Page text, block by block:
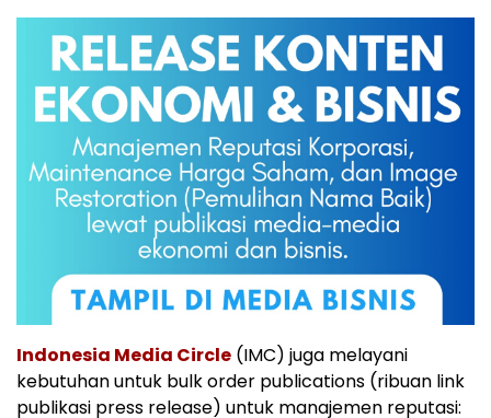
Indonesia Media Circle (IMC) juga melayani
kebutuhan untuk bulk order publications (ribuan link
publikasi press release) untuk manajemen reputasi: